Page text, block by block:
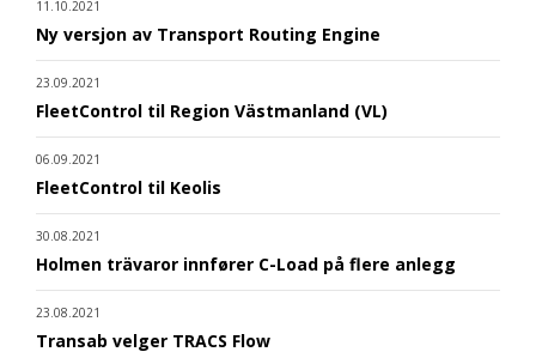
11.10.2021
Ny versjon av Transport Routing Engine
23.09.2021
FleetControl til Region Västmanland (VL)
06.09.2021
FleetControl til Keolis
30.08.2021
Holmen trävaror innfører C-Load på flere anlegg
23.08.2021
Transab velger TRACS Flow